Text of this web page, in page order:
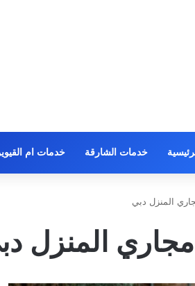
خدمات الشارقة خدمات ام
المنزل دبي
المنزل